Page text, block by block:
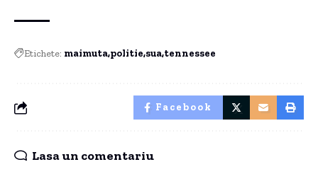
Etichete: maimuta politie sua tennessee
Facebook
Lasa un comentariu